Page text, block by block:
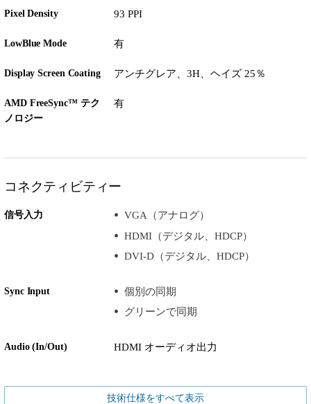
Pixel Density 93 PPI
LowBlue Mode 有
Display Screen Coating アンチグレア、3H、ヘイズ 25％
AMD FreeSync™ テク
ノロジー
有
コネクティビティー
信号入力
VGA（アナログ）
HDMI（デジタル、HDCP）
DVI-D（デジタル、HDCP）
Sync Input
個別の同期
グリーンで同期
Audio (In/Out) HDMI オーディオ出力
技術仕様をすべて表示